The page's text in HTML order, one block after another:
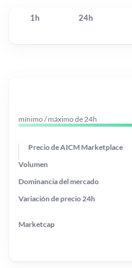
1h 24h
mínimo / máximo de 24h
Precio de AICM Marketplace
Variación de precio 24h
Dominancia del mercado
Marketcap
Volumen